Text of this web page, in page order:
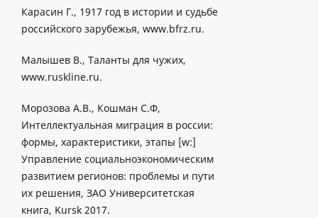
Карасин Г., 1917 год в истории и судьбе
российского зарубежья, www.bfrz.ru.
Малышев В., Таланты для чужих,
www.ruskline.ru.
Морозова А.В., Кошман С.Ф,
Интеллектуальная миграция в россии:
формы, характеристики, этапы [w:]
Управление социальноэкономическим
развитием регионов: проблемы и пути
их решения, ЗАО Университетская
книга, Kursk 2017.